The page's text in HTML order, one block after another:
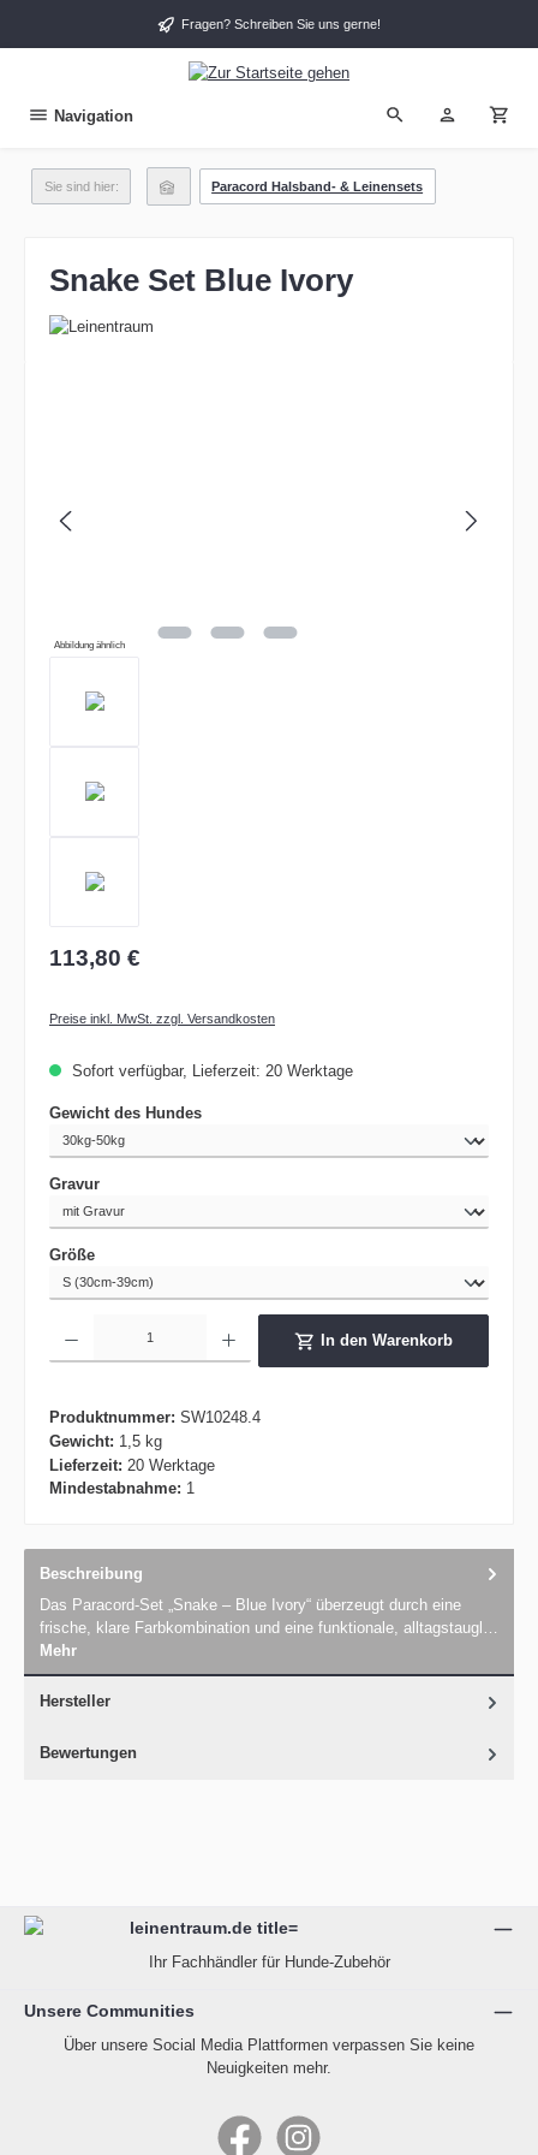
Fragen? Schreiben Sie uns gerne!
Navigation
Sie sind hier: Paracord Halsband- & Leinensets
Snake Set Blue Ivory
Abbildung ähnlich
113,80 €
Preise inkl. MwSt. zzgl. Versandkosten
Sofort verfügbar, Lieferzeit: 20 Werktage
Gewicht des Hundesauswählen
Gravurauswählen
Größeauswählen
In den Warenkorb
Produktnummer: SW10248.4
Gewicht: 1,5 kg
Lieferzeit: 20 Werktage
Mindestabnahme: 1
Beschreibung
Das Paracord-Set „Snake – Blue Ivory“ überzeugt durch eine
frische, klare Farbkombination und eine funktionale, alltagstaugl…
Mehr
Hersteller
Bewertungen
Ihr Fachhändler für Hunde-Zubehör
Unsere Communities
Über unsere Social Media Plattformen verpassen Sie keine
Neuigkeiten mehr.
FacebookInstagram